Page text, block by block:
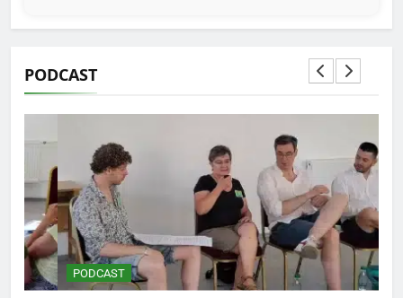
PODCAST
PODCAST
MAGYARORSZÁG SZÁMOKBAN
Magyarország számokban: Fogyasztási lábnyom